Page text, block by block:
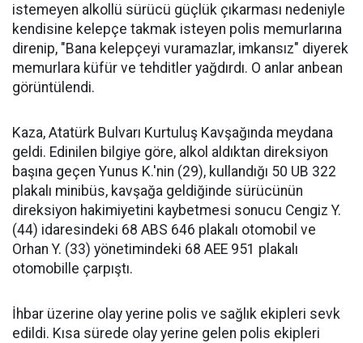
istemeyen alkollü sürücü güçlük çıkarması nedeniyle
kendisine kelepçe takmak isteyen polis memurlarına
direnip, "Bana kelepçeyi vuramazlar, imkansız" diyerek
memurlara küfür ve tehditler yağdırdı. O anlar anbean
görüntülendi.
Kaza, Atatürk Bulvarı Kurtuluş Kavşağında meydana
geldi. Edinilen bilgiye göre, alkol aldıktan direksiyon
başına geçen Yunus K.'nin (29), kullandığı 50 UB 322
plakalı minibüs, kavşağa geldiğinde sürücünün
direksiyon hakimiyetini kaybetmesi sonucu Cengiz Y.
(44) idaresindeki 68 ABS 646 plakalı otomobil ve
Orhan Y. (33) yönetimindeki 68 AEE 951 plakalı
otomobille çarpıştı.
İhbar üzerine olay yerine polis ve sağlık ekipleri sevk
edildi. Kısa sürede olay yerine gelen polis ekipleri